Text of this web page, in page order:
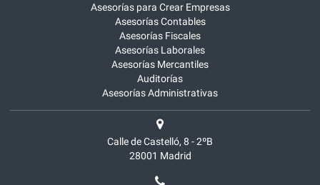
Asesorías para Crear Empresas
Asesorías Contables
Asesorías Fiscales
Asesorías Laborales
Asesorías Mercantiles
Auditorías
Asesorías Administrativas
Calle de Castelló, 8 - 2ºB
28001 Madrid